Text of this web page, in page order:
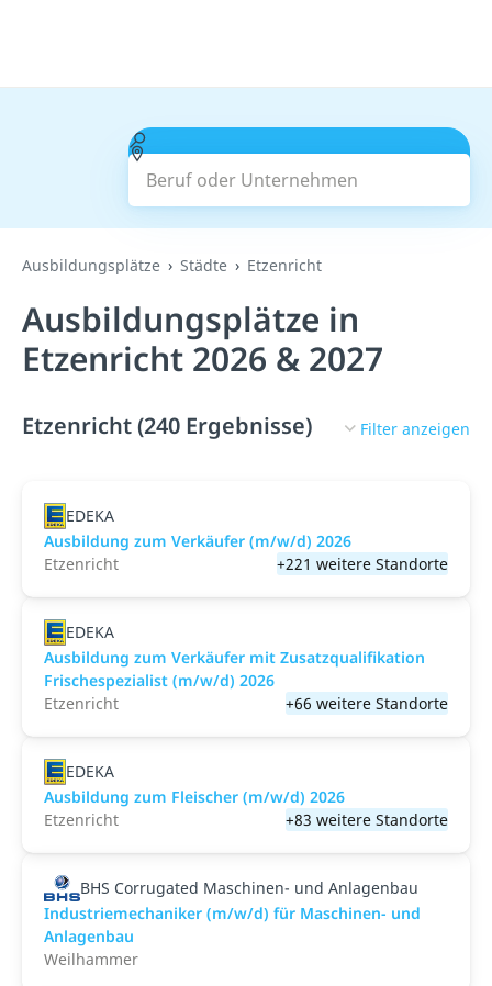
Beruf oder Unternehmen
Suchen
Ausbildungsplätze Städte Etzenricht
Ausbildungsplätze in
Etzenricht 2026 & 2027
Etzenricht (240 Ergebnisse) Filter anzeigen
EDEKA
Ausbildung zum Verkäufer (m/w/d) 2026
Etzenricht
+221 weitere Standorte
EDEKA
Ausbildung zum Verkäufer mit Zusatzqualifikation
Frischespezialist (m/w/d) 2026
Etzenricht
+66 weitere Standorte
EDEKA
Ausbildung zum Fleischer (m/w/d) 2026
Etzenricht
+83 weitere Standorte
BHS Corrugated Maschinen- und Anlagenbau
Industriemechaniker (m/w/d) für Maschinen- und
Anlagenbau
Weilhammer